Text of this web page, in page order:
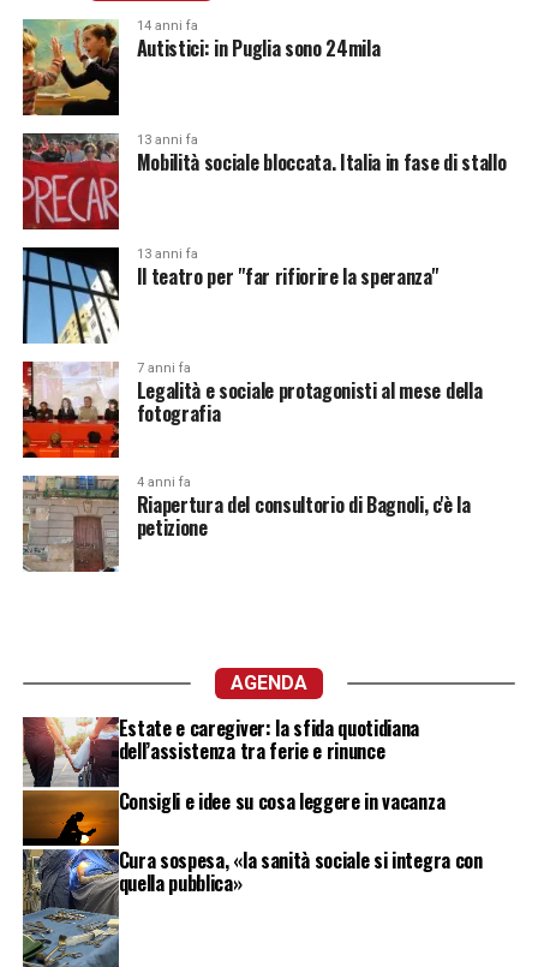
14 anni fa
Autistici: in Puglia sono 24mila
13 anni fa
Mobilità sociale bloccata. Italia in fase di stallo
13 anni fa
Il teatro per "far rifiorire la speranza"
7 anni fa
Legalità e sociale protagonisti al mese della
fotografia
4 anni fa
Riapertura del consultorio di Bagnoli, c'è la
petizione
AGENDA
Estate e caregiver: la sfida quotidiana
dell’assistenza tra ferie e rinunce
Consigli e idee su cosa leggere in vacanza
Cura sospesa, «la sanità sociale si integra con
quella pubblica»